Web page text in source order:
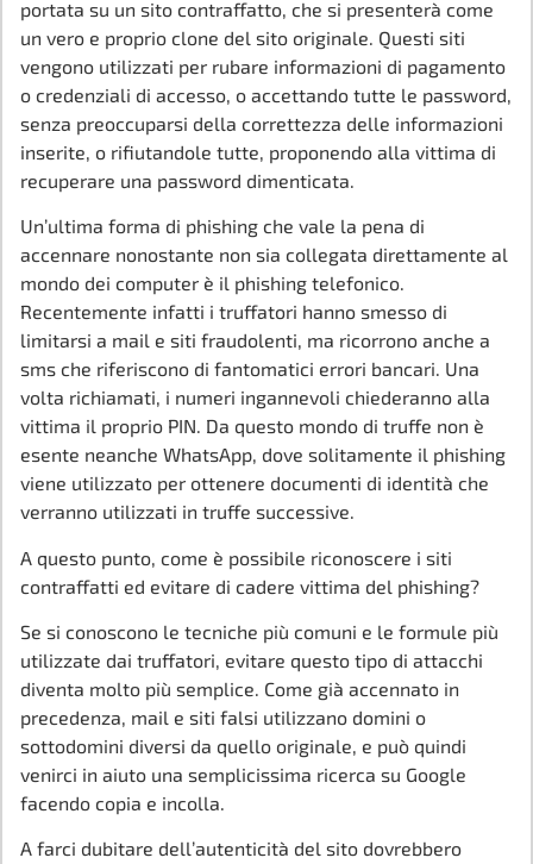
portata su un sito contraffatto, che si presenterà come
un vero e proprio clone del sito originale. Questi siti
vengono utilizzati per rubare informazioni di pagamento
o credenziali di accesso, o accettando tutte le password,
senza preoccuparsi della correttezza delle informazioni
inserite, o rifiutandole tutte, proponendo alla vittima di
recuperare una password dimenticata.
Un’ultima forma di phishing che vale la pena di
accennare nonostante non sia collegata direttamente al
mondo dei computer è il phishing telefonico.
Recentemente infatti i truffatori hanno smesso di
limitarsi a mail e siti fraudolenti, ma ricorrono anche a
sms che riferiscono di fantomatici errori bancari. Una
volta richiamati, i numeri ingannevoli chiederanno alla
vittima il proprio PIN. Da questo mondo di truffe non è
esente neanche WhatsApp, dove solitamente il phishing
viene utilizzato per ottenere documenti di identità che
verranno utilizzati in truffe successive.
A questo punto, come è possibile riconoscere i siti
contraffatti ed evitare di cadere vittima del phishing?
Se si conoscono le tecniche più comuni e le formule più
utilizzate dai truffatori, evitare questo tipo di attacchi
diventa molto più semplice. Come già accennato in
precedenza, mail e siti falsi utilizzano domini o
sottodomini diversi da quello originale, e può quindi
venirci in aiuto una semplicissima ricerca su Google
facendo copia e incolla.
A farci dubitare dell’autenticità del sito dovrebbero